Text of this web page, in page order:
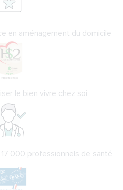
en aménagement du domicile
le bien vivre chez soi
000 professionnels de santé